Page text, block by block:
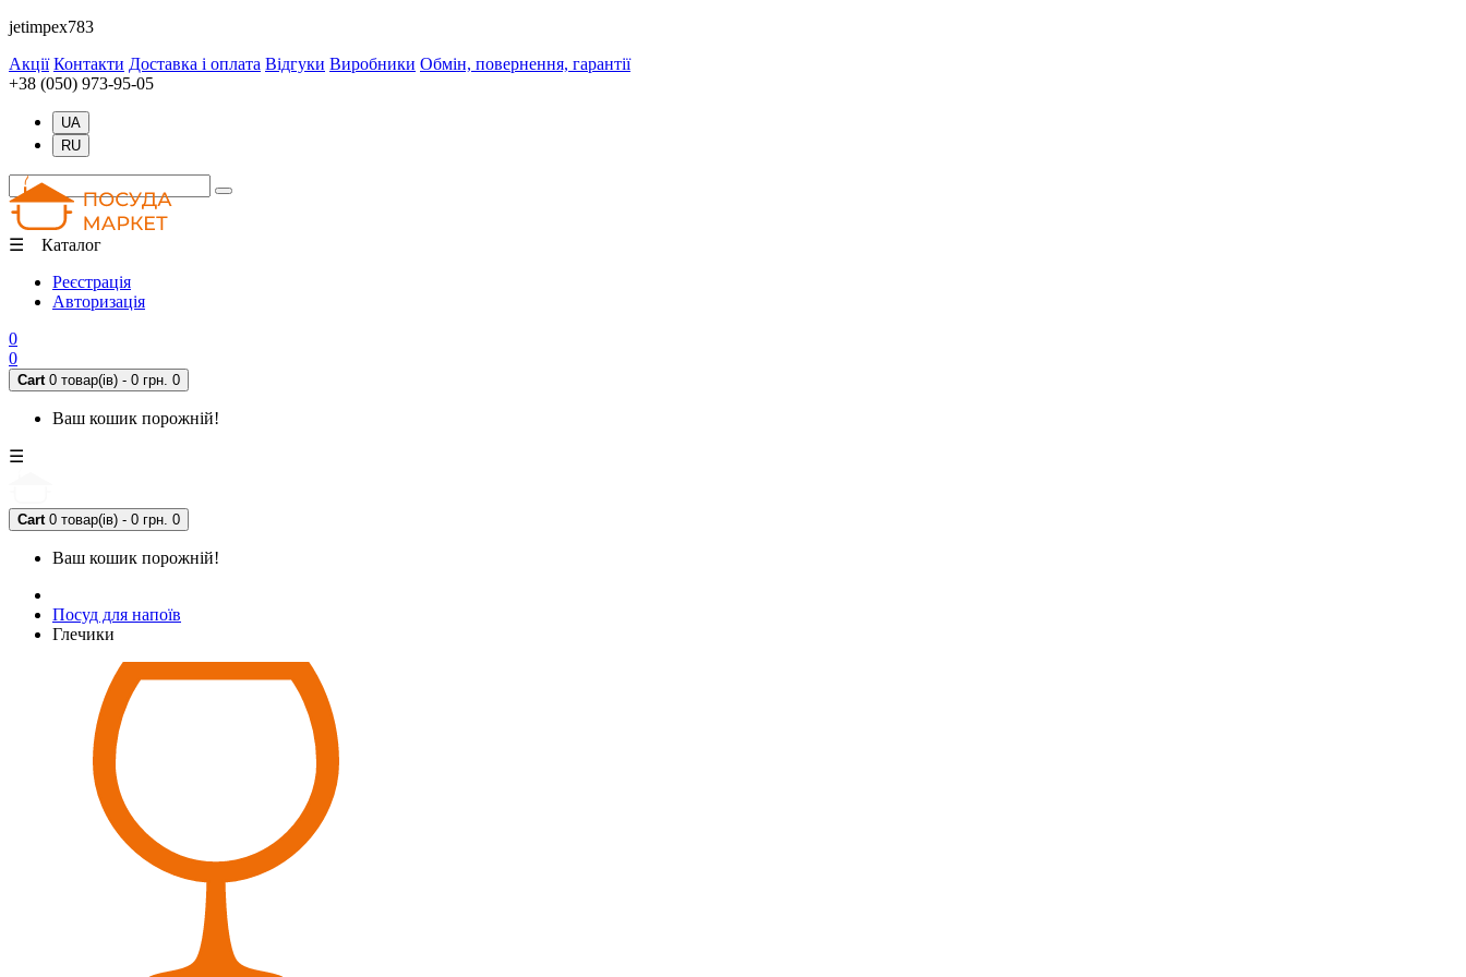
jetimpex783
Акції Контакти Доставка і оплата Відгуки Виробники Обмін, повернення, гарантії
+38 (050) 973-95-05
UA
RU
☰ Каталог
Реєстрація
Авторизація
0
0
Cart 0 товар(ів) - 0 грн. 0
Ваш кошик порожній!
☰
Cart 0 товар(ів) - 0 грн. 0
Ваш кошик порожній!
Посуд для напоїв
Глечики